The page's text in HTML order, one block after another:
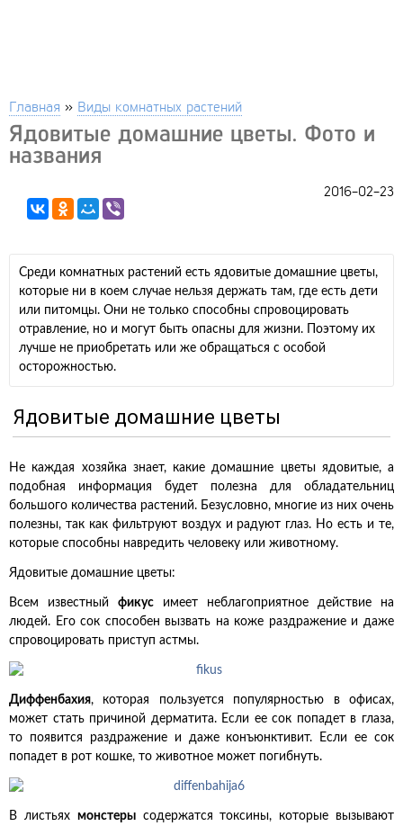
Главная » Виды комнатных растений
Ядовитые домашние цветы. Фото и
названия
2016-02-23
Среди комнатных растений есть ядовитые домашние цветы,
которые ни в коем случае нельзя держать там, где есть дети
или питомцы. Они не только способны спровоцировать
отравление, но и могут быть опасны для жизни. Поэтому их
лучше не приобретать или же обращаться с особой
осторожностью.
Ядовитые домашние цветы
Не каждая хозяйка знает, какие домашние цветы ядовитые, а
подобная информация будет полезна для обладательниц
большого количества растений. Безусловно, многие из них очень
полезны, так как фильтруют воздух и радуют глаз. Но есть и те,
которые способны навредить человеку или животному.
Ядовитые домашние цветы:
Всем известный фикус имеет неблагоприятное действие на
людей. Его сок способен вызвать на коже раздражение и даже
спровоцировать приступ астмы.
Диффенбахия, которая пользуется популярностью в офисах,
может стать причиной дерматита. Если ее сок попадет в глаза,
то появится раздражение и даже конъюнктивит. Если ее сок
попадет в рот кошке, то животное может погибнуть.
В листьях монстерысодержатся токсины, которые вызывают